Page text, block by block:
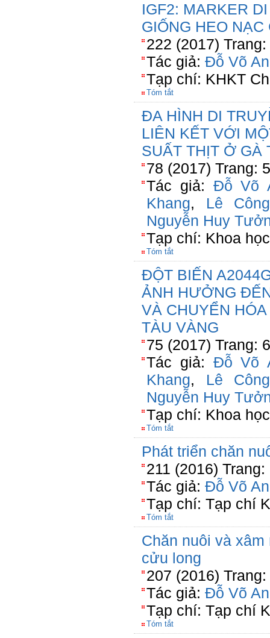
IGF2: MARKER
GIỐNG HEO NẠC
222 (2017) Trang:
Tác giả: Đỗ Võ
Tạp chí: KHKT
Tóm tắt
ĐA HÌNH DI
LIÊN KẾT VỚI
SUẤT THỊT Ở GÀ
78 (2017) Trang:
Tác giả: Đỗ Võ
Khang, Lê
Nguyễn Huy
Tạp chí: Khoa
Tóm tắt
ĐỘT BIẾN
ẢNH HƯỞNG
VÀ CHUYỂN
TÀU VÀNG
75 (2017) Trang:
Tác giả: Đỗ Võ
Khang, Lê
Nguyễn Huy
Tạp chí: Khoa
Tóm tắt
Phát triển chăn
211 (2016) Trang:
Tác giả: Đỗ Võ
Tạp chí: Tạp chí
Tóm tắt
Chăn nuôi và
cửu long
207 (2016)
Tác giả: Đỗ Võ
Tạp chí: Tạp chí
Tóm tắt